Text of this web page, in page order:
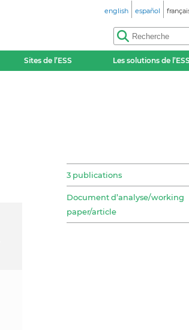
english español
Sites de l’ESS Les solutions de l’ESS
3 publications
Document d’analyse/working
paper/article